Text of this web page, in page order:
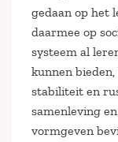
gedaan op het
daarmee op
systeem al
kunnen
stabiliteit en
samenleving
vormgeven